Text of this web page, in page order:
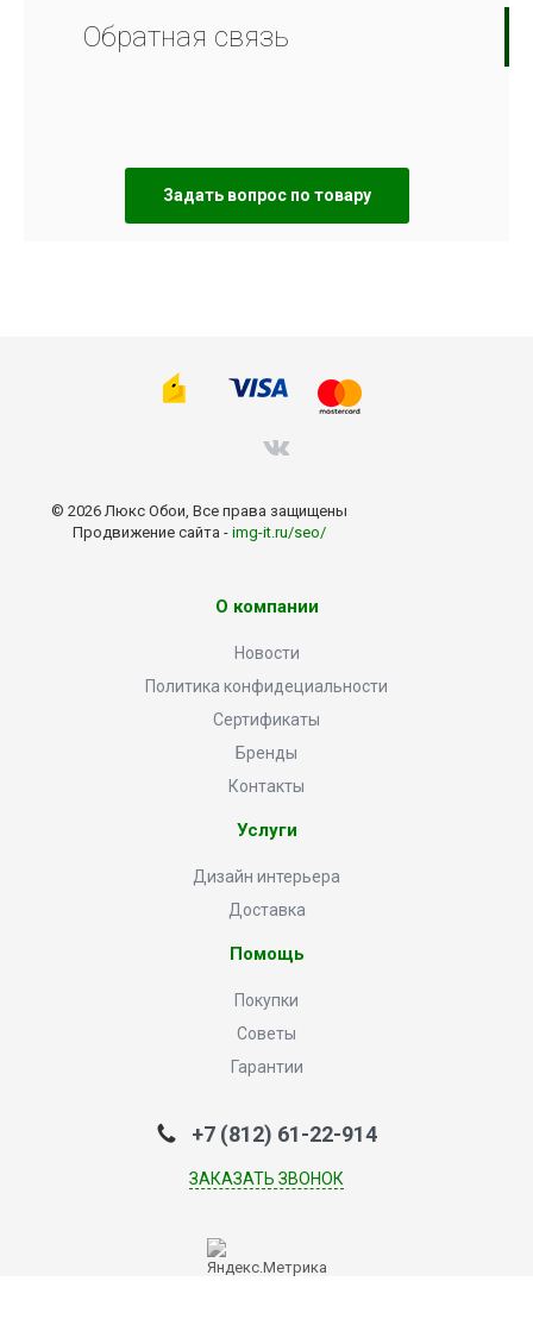
Обратная связь
Задать вопрос по товару
© 2026 Люкс Обои, Все права защищены
Продвижение сайта - img-it.ru/seo/
О компании
Новости
Политика конфидециальности
Сертификаты
Бренды
Контакты
Услуги
Дизайн интерьера
Доставка
Помощь
Покупки
Советы
Гарантии
+7 (812) 61-22-914
ЗАКАЗАТЬ ЗВОНОК